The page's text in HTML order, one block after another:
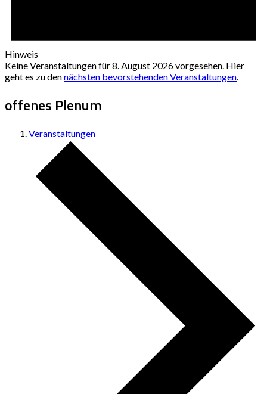
Hinweis
Keine Veranstaltungen für 8. August 2026 vorgesehen. Hier
geht es zu dennächsten bevorstehenden Veranstaltungen.
offenes Plenum
Veranstaltungen